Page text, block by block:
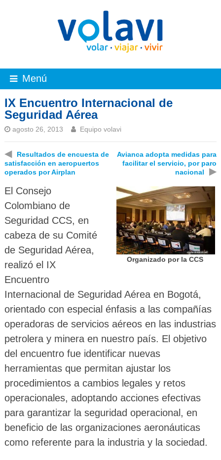
Menú
IX Encuentro Internacional de
Seguridad Aérea
agosto 26, 2013 Equipo volavi
◀
Resultados de encuesta de
satisfacción en aeropuertos
operados por Airplan
Avianca adopta medidas para
facilitar el servicio, por paro
nacional
▶
Organizado por la CCS
El Consejo
Colombiano de
Seguridad CCS, en
cabeza de su Comité
de Seguridad Aérea,
realizó el IX
Encuentro
Internacional de Seguridad Aérea en Bogotá,
orientado con especial énfasis a las compañías
operadoras de servicios aéreos en las industrias
petrolera y minera en nuestro país. El objetivo
del encuentro fue identificar nuevas
herramientas que permitan ajustar los
procedimientos a cambios legales y retos
operacionales, adoptando acciones efectivas
para garantizar la seguridad operacional, en
beneficio de las organizaciones aeronáuticas
como referente para la industria y la sociedad.